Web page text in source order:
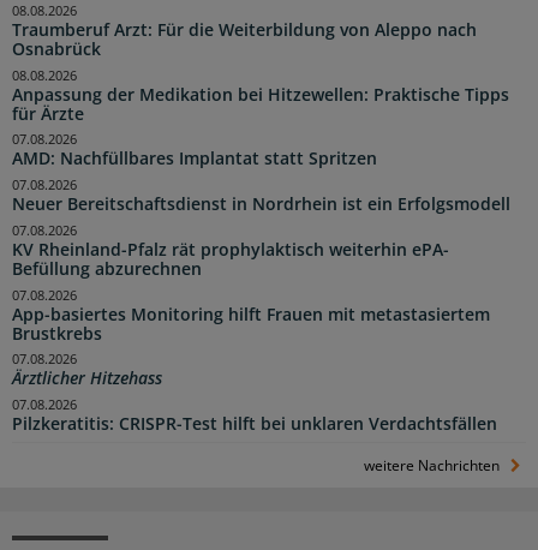
Traumberuf Arzt: Für die Weiterbildung von Aleppo nach
Osnabrück
08.08.2026
Anpassung der Medikation bei Hitzewellen: Praktische Tipps
für Ärzte
08.08.2026
AMD: Nachfüllbares Implantat statt Spritzen
07.08.2026
Neuer Bereitschaftsdienst in Nordrhein ist ein Erfolgsmodell
07.08.2026
KV Rheinland-Pfalz rät prophylaktisch weiterhin ePA-
Befüllung abzurechnen
07.08.2026
App-basiertes Monitoring hilft Frauen mit metastasiertem
Brustkrebs
07.08.2026
Ärztlicher Hitzehass
07.08.2026
Pilzkeratitis: CRISPR-Test hilft bei unklaren Verdachtsfällen
07.08.2026
weitere Nachrichten